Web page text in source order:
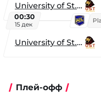
University of St. Thomas
00:30
15 дек
University of St. Thomas
Плей-офф